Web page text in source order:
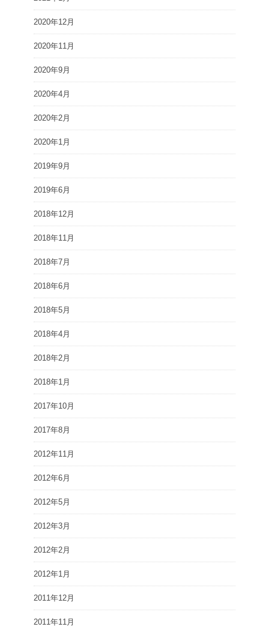
2020年12月
2020年11月
2020年9月
2020年4月
2020年2月
2020年1月
2019年9月
2019年6月
2018年12月
2018年11月
2018年7月
2018年6月
2018年5月
2018年4月
2018年2月
2018年1月
2017年10月
2017年8月
2012年11月
2012年6月
2012年5月
2012年3月
2012年2月
2012年1月
2011年12月
2011年11月